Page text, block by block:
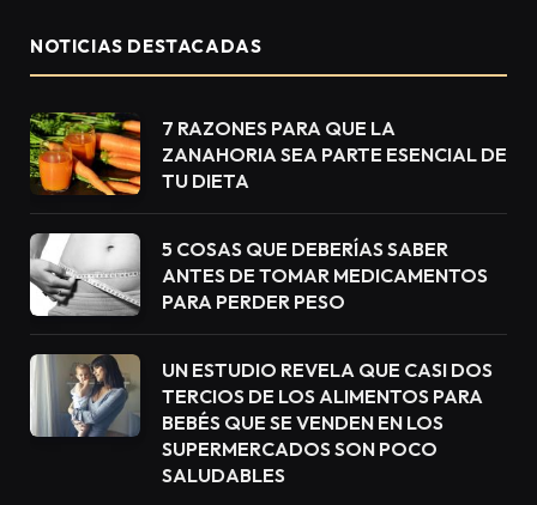
NOTICIAS DESTACADAS
7 RAZONES PARA QUE LA
ZANAHORIA SEA PARTE ESENCIAL DE
TU DIETA
5 COSAS QUE DEBERÍAS SABER
ANTES DE TOMAR MEDICAMENTOS
PARA PERDER PESO
UN ESTUDIO REVELA QUE CASI DOS
TERCIOS DE LOS ALIMENTOS PARA
BEBÉS QUE SE VENDEN EN LOS
SUPERMERCADOS SON POCO
SALUDABLES